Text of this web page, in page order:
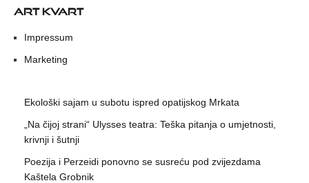
ART KVART
Impressum
Marketing
Ekološki sajam u subotu ispred opatijskog Mrkata
„Na čijoj strani“ Ulysses teatra: Teška pitanja o umjetnosti,
krivnji i šutnji
Poezija i Perzeidi ponovno se susreću pod zvijezdama
Kaštela Grobnik